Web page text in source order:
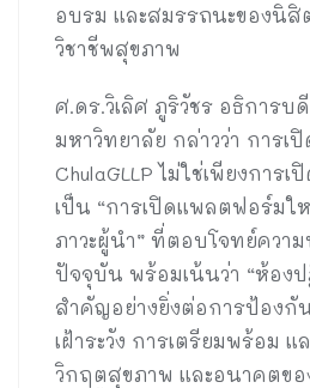
อบรม และสมรรถนะของนิ
วิชาชีพสุขภาพ
ศ.ดร.วิเลิศ ภูริวัชร อธิการ
มหาวิทยาลัย กล่าวว่า การเ
ChulaGLLP ไม่ใช่เพียงการ
เป็น “การเปิดแพลตฟอร์ม
ภาวะผู้นำ” ที่ตอบโจทย์ควา
ปัจจุบัน พร้อมเน้นว่า “ห้อง
สำคัญอย่างยิ่งต่อการป้องกั
เฝ้าระวัง การเตรียมพร้อม
วิกฤตสุขภาพ และอนาคตข